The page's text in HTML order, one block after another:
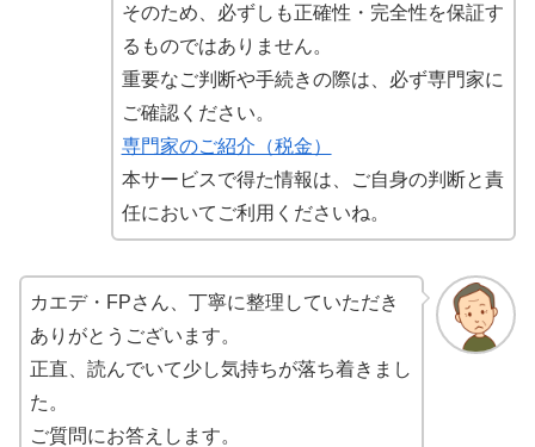
そのため、必ずしも正確性・完全性を保証す
るものではありません。
重要なご判断や手続きの際は、必ず専門家に
ご確認ください。
専門家のご紹介（税金）
本サービスで得た情報は、ご自身の判断と責
任においてご利用くださいね。
カエデ・FPさん、丁寧に整理していただき
ありがとうございます。
正直、読んでいて少し気持ちが落ち着きまし
た。
ご質問にお答えします。